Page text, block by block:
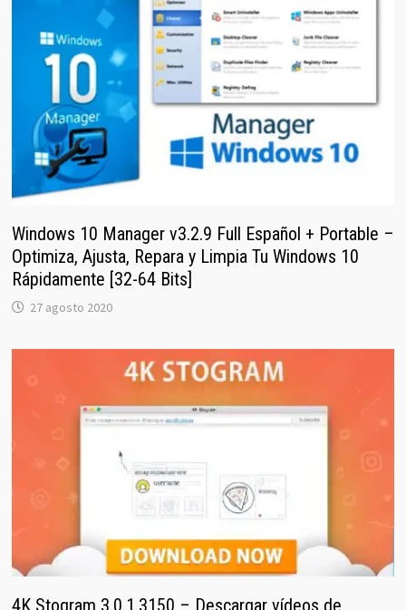
Windows 10 Manager v3.2.9 Full Español + Portable –
Optimiza, Ajusta, Repara y Limpia Tu Windows 10
Rápidamente [32-64 Bits]
27 agosto 2020
4K Stogram 3.0.1.3150 – Descargar vídeos de